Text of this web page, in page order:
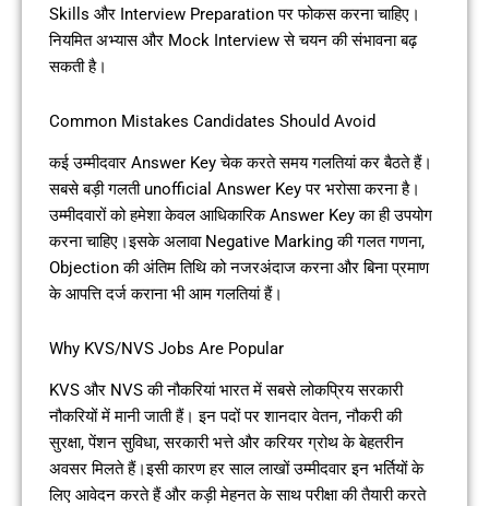
Skills और Interview Preparation पर फोकस करना चाहिए।
नियमित अभ्यास और Mock Interview से चयन की संभावना बढ़
सकती है।
Common Mistakes Candidates Should Avoid
कई उम्मीदवार Answer Key चेक करते समय गलतियां कर बैठते हैं।
सबसे बड़ी गलती unofficial Answer Key पर भरोसा करना है।
उम्मीदवारों को हमेशा केवल आधिकारिक Answer Key का ही उपयोग
करना चाहिए।इसके अलावा Negative Marking की गलत गणना,
Objection की अंतिम तिथि को नजरअंदाज करना और बिना प्रमाण
के आपत्ति दर्ज कराना भी आम गलतियां हैं।
Why KVS/NVS Jobs Are Popular
KVS और NVS की नौकरियां भारत में सबसे लोकप्रिय सरकारी
नौकरियों में मानी जाती हैं। इन पदों पर शानदार वेतन, नौकरी की
सुरक्षा, पेंशन सुविधा, सरकारी भत्ते और करियर ग्रोथ के बेहतरीन
अवसर मिलते हैं।इसी कारण हर साल लाखों उम्मीदवार इन भर्तियों के
लिए आवेदन करते हैं और कड़ी मेहनत के साथ परीक्षा की तैयारी करते